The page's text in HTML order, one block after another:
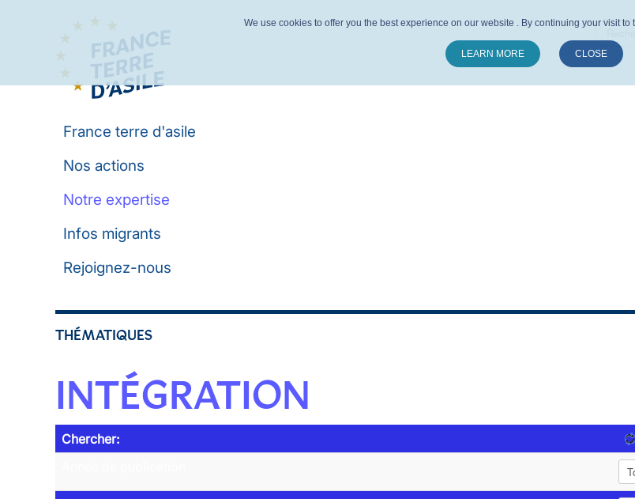
France terre d'asile
Nos actions
Notre expertise
Infos migrants
Rejoignez-nous
THÉMATIQUES
INTÉGRATION
Chercher:
We use cookies to offer you the best experience on our website . By continuing your visit
LEARN MORE CLOSE